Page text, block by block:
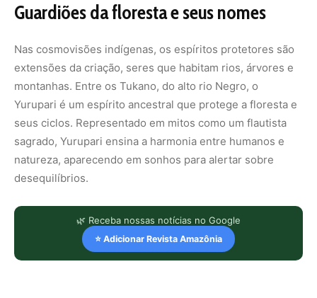
Guardiões da floresta e seus nomes
Nas cosmovisões indígenas, os espíritos protetores são
extensões da criação, seres que habitam rios, árvores e
montanhas. Entre os Tukano, do alto rio Negro, o
Yurupari é um espírito ancestral que protege a floresta e
seus ciclos. Representado em mitos como um flautista
sagrado, Yurupari ensina a harmonia entre humanos e
natureza, aparecendo em sonhos para alertar sobre
desequilíbrios.
🌿 Receba nossas notícias no Google
⭐ Adicionar Revista Amazônia